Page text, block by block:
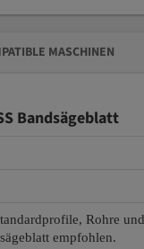
MASCHINEN
Bandsägeblatt
Rohre
empfohlen.